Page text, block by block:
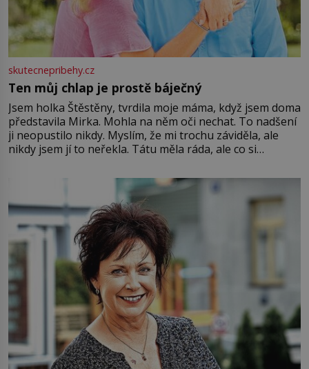
skutecnepribehy.cz
Ten můj chlap je prostě báječný
Jsem holka Štěstěny, tvrdila moje máma, když jsem doma
představila Mirka. Mohla na něm oči nechat. To nadšení
ji neopustilo nikdy. Myslím, že mi trochu záviděla, ale
nikdy jsem jí to neřekla. Tátu měla ráda, ale co si
Jsme spolu moc rádi Tehdy byla jiná doba, když